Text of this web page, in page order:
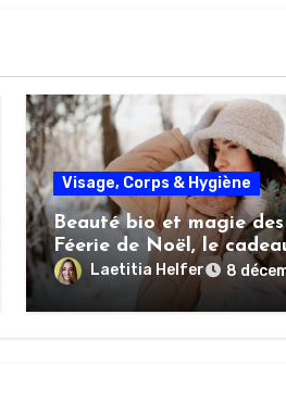
Visage, Corps & Hygiène
Beauté bio et magie
Féerie de Noël, le
Laetitia Helfer 8